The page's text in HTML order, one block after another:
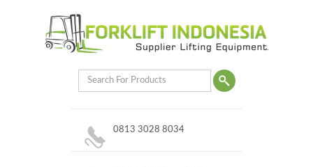
0813 3028 8034